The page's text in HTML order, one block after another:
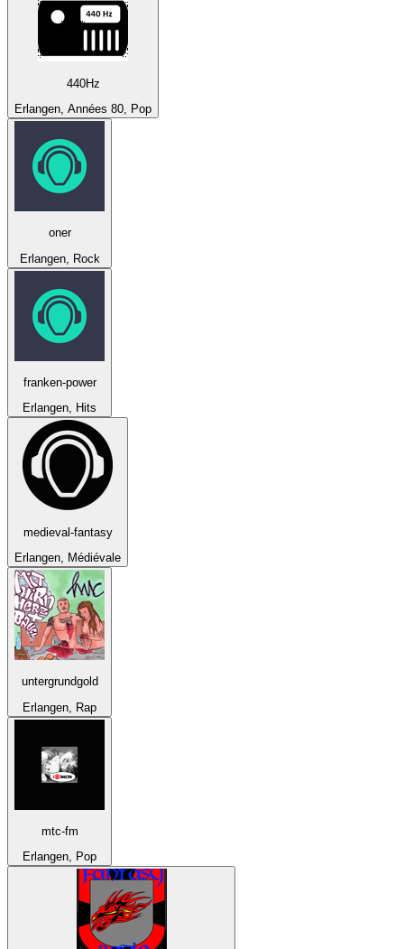
440Hz
Erlangen, Années 80, Pop
oner
Erlangen, Rock
franken-power
Erlangen, Hits
medieval-fantasy
Erlangen, Médiévale
untergrundgold
Erlangen, Rap
mtc-fm
Erlangen, Pop